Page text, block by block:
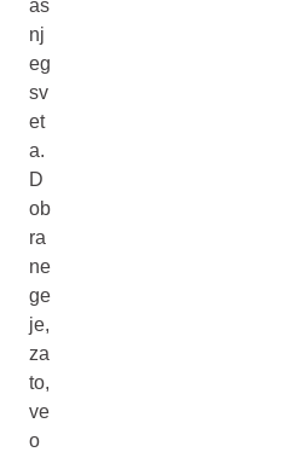
aš
nj
eg
sv
et
a.
D
ob
ra
ne
ge
je,
za
to,
ve
o